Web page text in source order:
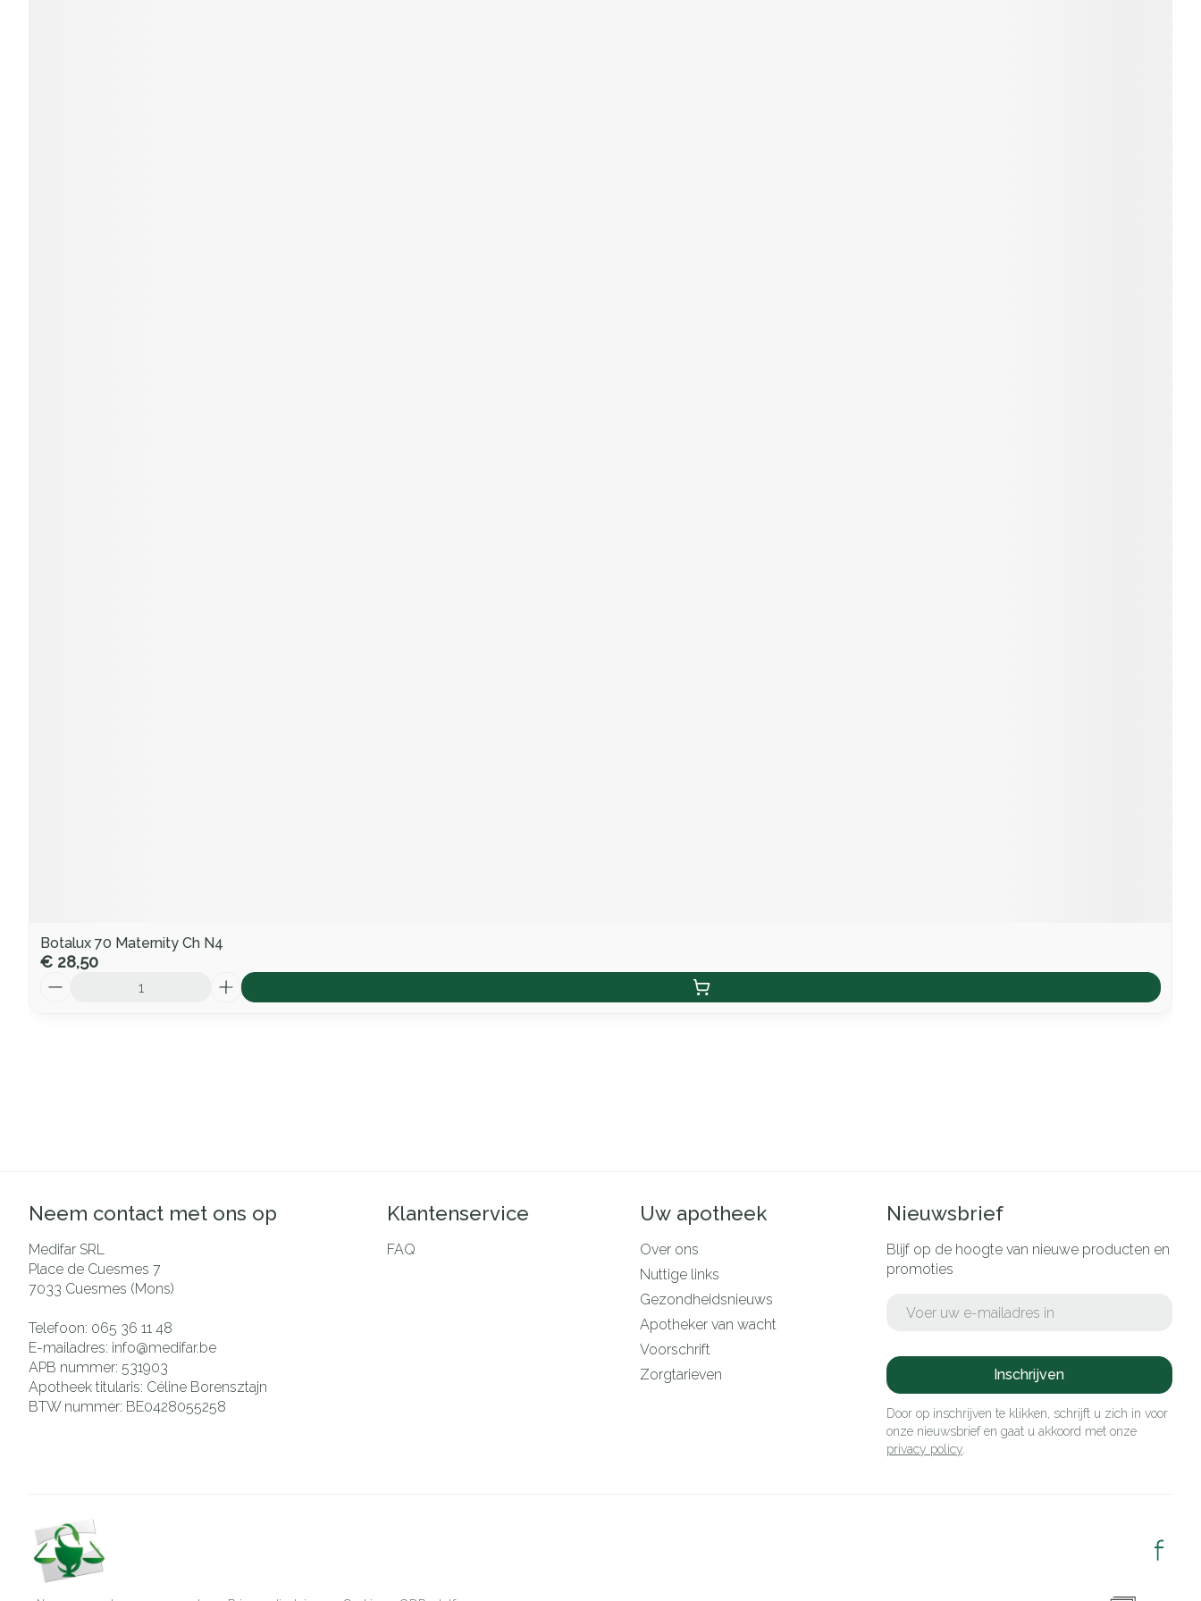
Botalux 70 Maternity Ch N4
€ 28,50
Neem contact met ons op
Medifar SRL
Place de Cuesmes 7
7033 Cuesmes (Mons)
Telefoon: 065 36 11 48
E-mailadres: info@medifar.be
APB nummer: 531903
Apotheek titularis: Céline Borensztajn
BTW nummer: BE0428055258
Klantenservice
FAQ
Uw apotheek
Over ons
Nuttige links
Gezondheidsnieuws
Apotheker van wacht
Voorschrift
Zorgtarieven
Nieuwsbrief
Blijf op de hoogte van nieuwe producten en
promoties
Inschrijven
Door op inschrijven te klikken, schrijft u zich in voor
onze nieuwsbrief en gaat u akkoord met onze
privacy policy.